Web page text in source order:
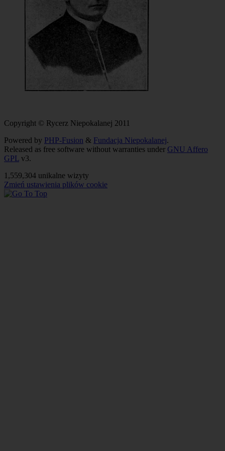
Copyright © Rycerz Niepokalanej 2011
Powered by PHP-Fusion & Fundacja Niepokalanej.
Released as free software without warranties under GNU Affero
GPL v3.
1,559,304 unikalne wizyty
Zmień ustawienia plików cookie